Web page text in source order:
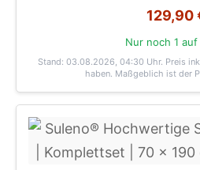
129,90
Nur noch 1 auf
Stand: 03.08.2026, 04:30 Uhr. Preis
haben. Maßgeblich ist der